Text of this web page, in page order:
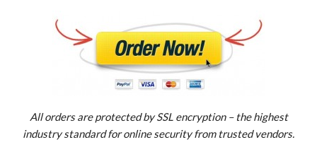
All orders are protected by SSL encryption – the highest
industry standard for online security from trusted vendors.